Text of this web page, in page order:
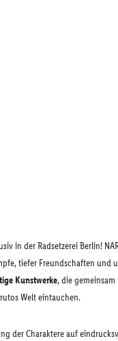
in der Radsetzerei Berlin!
tiefer Freundschaften und
Kunstwerke, die gemeinsam
Welt eintauchen.
der Charaktere auf